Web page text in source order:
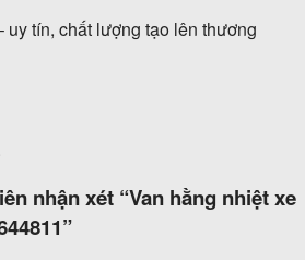
tín, chất lượng tạo lên thương
nhận xét “Van hằng nhiệt xe